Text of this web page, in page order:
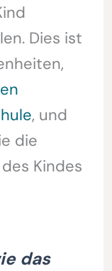
Dies ist
, und
die
Kindes
das